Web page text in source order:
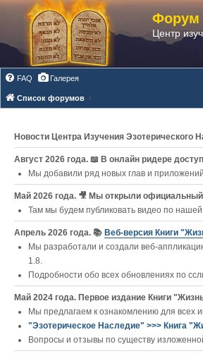
Форум
Центр
FAQ Галерея
Список форумов
Новости Центра Изучения Эзотерического
Август 2026 года. 📖 В онлайн ридере
Мы добавили ряд новых глав и
Май 2026 года. 🎥 Мы открыли официальный
Там мы будем публиковать видео по
Апрель 2026 года. 📚 Веб-версия Книги
Мы разработали и создали веб-
1.8.
Подробности обо всех обновлениях по
Май 2024 года. Первое издание Книги
Мы предлагаем к ознакомлению для всех
"Эзотерическое Наследие" >>> Книга
Вопросы и отзывы по существу